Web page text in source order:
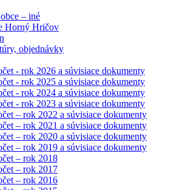
– iné
Horný Hričov
objednávky
- rok 2026 a súvisiace dokumenty
- rok 2025 a súvisiace dokumenty
- rok 2024 a súvisiace dokumenty
- rok 2023 a súvisiace dokumenty
– rok 2022 a súvisiace dokumenty
– rok 2021 a súvisiace dokumenty
– rok 2020 a súvisiace dokumenty
– rok 2019 a súvisiace dokumenty
– rok 2018
– rok 2017
– rok 2016